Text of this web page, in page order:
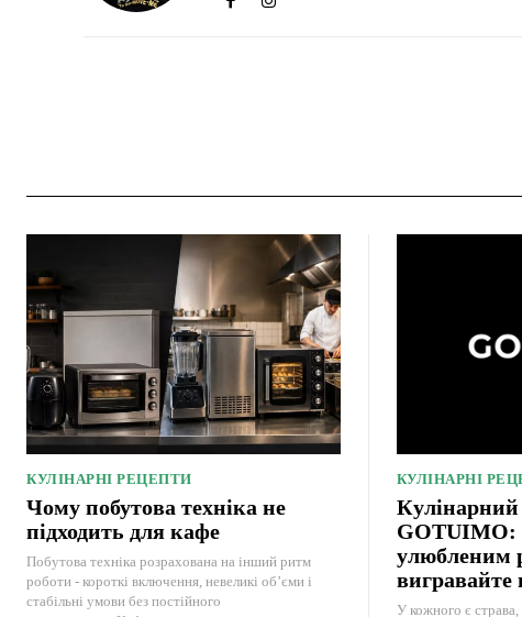
КУЛІНАРНІ РЕЦЕПТИ
Чому побутова техніка не
підходить для кафе
Побутова техніка розрахована на інший ритм
роботи - короткі включення, невеликі об’єми і
стабільні умови без постійного
КУЛІНАРНІ
GOTUIMO:
улюбленим
вигравайте
У кожного є